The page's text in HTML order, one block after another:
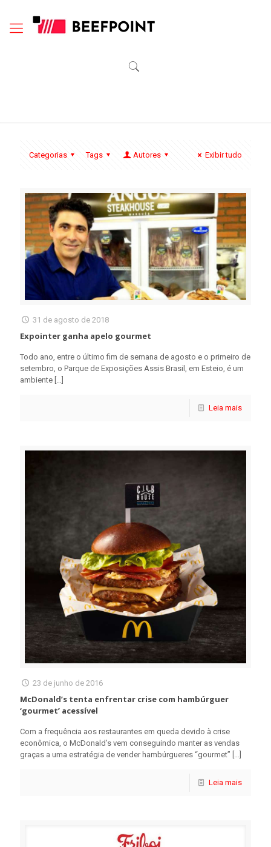
Categorias Tags Autores Exibir tudo
31 de agosto de 2018
Expointer ganha apelo gourmet
Todo ano, entre o último fim de semana de agosto e o primeiro de
setembro, o Parque de Exposições Assis Brasil, em Esteio, é um
ambiente […]
Leia mais
23 de junho de 2016
McDonald’s tenta enfrentar crise com hambúrguer
‘gourmet’ acessível
Com a frequência aos restaurantes em queda devido à crise
econômica, o McDonald’s vem conseguindo manter as vendas
graças a uma estratégia de vender hambúrgueres “gourmet” […]
Leia mais